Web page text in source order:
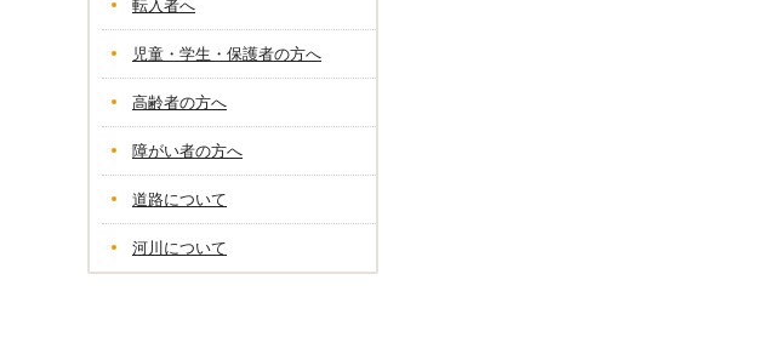
転入者へ
児童・学生・保護者の方へ
高齢者の方へ
障がい者の方へ
道路について
河川について